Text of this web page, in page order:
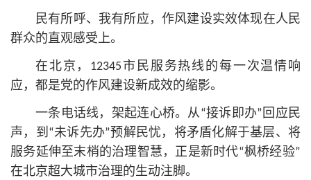
民有所呼、我有所应，作风建设实效体现在人民
群众的直观感受上。
在北京，12345市民服务热线的每一次温情响
应，都是党的作风建设新成效的缩影。
一条电话线，架起连心桥。从“接诉即办”回应民
声，到“未诉先办”预解民忧，将矛盾化解于基层、将
服务延伸至末梢的治理智慧，正是新时代“枫桥经验”
在北京超大城市治理的生动注脚。